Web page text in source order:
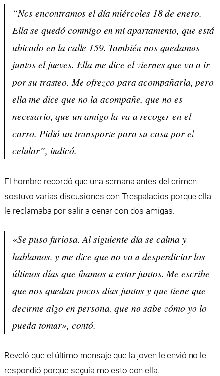
“Nos encontramos el día miércoles 18 de enero.
Ella se quedó conmigo en mi apartamento, que está
ubicado en la calle 159. También nos quedamos
juntos el jueves. Ella me dice el viernes que va a ir
por su trasteo. Me ofrezco para acompañarla, pero
ella me dice que no la acompañe, que no es
necesario, que un amigo la va a recoger en el
carro. Pidió un transporte para su casa por el
celular”, indicó.
El hombre recordó que una semana antes del crimen
sostuvo varias discusiones con Trespalacios porque ella
le reclamaba por salir a cenar con dos amigas.
«Se puso furiosa. Al siguiente día se calma y
hablamos, y me dice que no va a desperdiciar los
últimos días que íbamos a estar juntos. Me escribe
que nos quedan pocos días juntos y que tiene que
decirme algo en persona, que no sabe cómo yo lo
pueda tomar», contó.
Reveló que el último mensaje que la joven le envió no le
respondió porque seguía molesto con ella.